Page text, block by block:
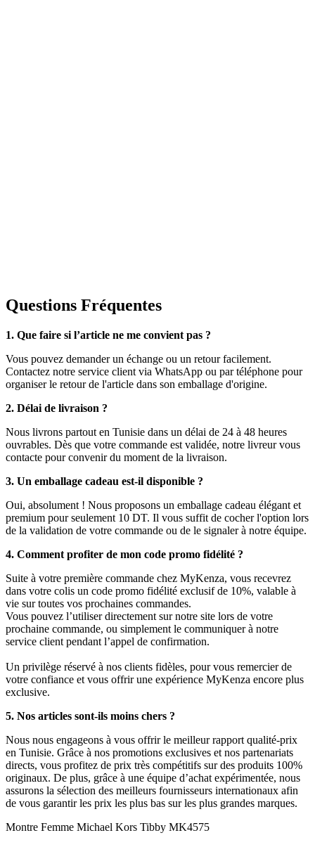
Questions Fréquentes
1. Que faire si l’article ne me convient pas ?
Vous pouvez demander un échange ou un retour facilement.
Contactez notre service client via WhatsApp ou par téléphone pour
organiser le retour de l'article dans son emballage d'origine.
2. Délai de livraison ?
Nous livrons partout en Tunisie dans un délai de 24 à 48 heures
ouvrables. Dès que votre commande est validée, notre livreur vous
contacte pour convenir du moment de la livraison.
3. Un emballage cadeau est-il disponible ?
Oui, absolument ! Nous proposons un emballage cadeau élégant et
premium pour seulement 10 DT. Il vous suffit de cocher l'option lors
de la validation de votre commande ou de le signaler à notre équipe.
4. Comment profiter de mon code promo fidélité ?
Suite à votre première commande chez MyKenza, vous recevrez
dans votre colis un code promo fidélité exclusif de 10%, valable à
vie sur toutes vos prochaines commandes.
Vous pouvez l’utiliser directement sur notre site lors de votre
prochaine commande, ou simplement le communiquer à notre
service client pendant l’appel de confirmation.
Un privilège réservé à nos clients fidèles, pour vous remercier de
votre confiance et vous offrir une expérience MyKenza encore plus
exclusive.
5. Nos articles sont-ils moins chers ?
Nous nous engageons à vous offrir le meilleur rapport qualité-prix
en Tunisie. Grâce à nos promotions exclusives et nos partenariats
directs, vous profitez de prix très compétitifs sur des produits 100%
originaux. De plus, grâce à une équipe d’achat expérimentée, nous
assurons la sélection des meilleurs fournisseurs internationaux afin
de vous garantir les prix les plus bas sur les plus grandes marques.
Montre Femme Michael Kors Tibby MK4575